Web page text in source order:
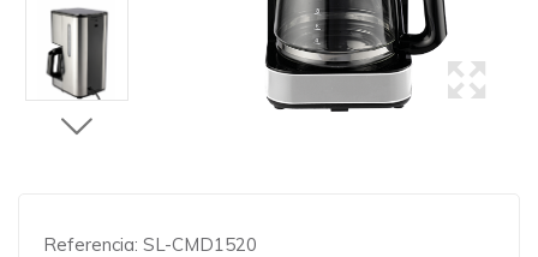
Referencia: SL-CMD1520